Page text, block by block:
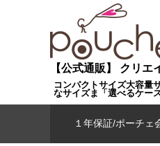
【公式通販】 クリエ
コンパクトサイズ大容量
なサイズま「選べるケー
１年保証/ポーチェ